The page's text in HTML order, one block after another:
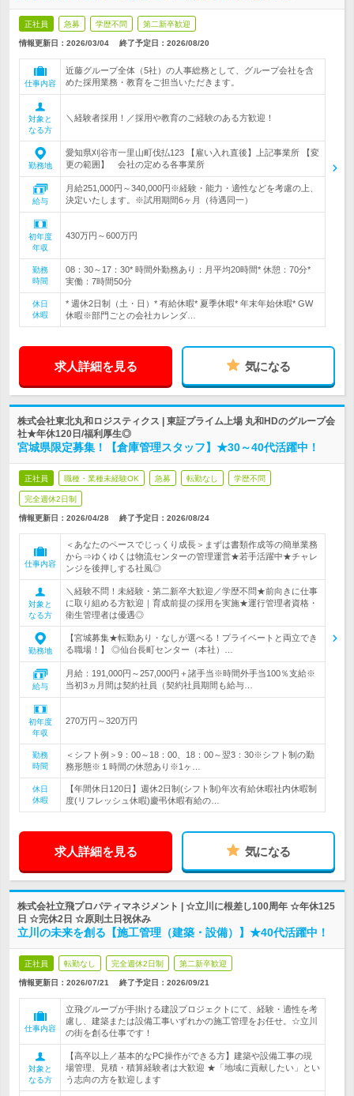
正社員 急募 学歴不問 第二新卒歓迎
情報更新日：2026/03/04 終了予定日： 2026/08/20
仕事内容
近藤グループ全体（5社）の人事総務として、グループ会社を含
めた採用業務・教育をご担当いただきます。
対象と
なる方
＼経験者採用！／採用や教育のご経験のある方歓迎！
勤務地
愛知県刈谷市一里山町伐払123 【雇い入れ直後】上記事業所 【変
更の範囲】 会社の定める各事業所
給与
月給251,000円～340,000円※経験・能力・適性などを考慮の上、
決定いたします。※試用期間6ヶ月（待遇同一）
初年度
年収
430万円～600万円
勤務
時間
08：30～17：30* 時間外勤務あり：月平均20時間* 休憩：70分*
実働：7時間50分
休日
休暇
* 週休2日制（土・日）* 有給休暇* 夏季休暇* 年末年始休暇* GW
休暇※部門ごとの会社カレンダ…
求人詳細を見る 気になる
株式会社東北丸和ロジスティクス | 東証プライム上場 丸和HDのグループ会
社★年休120日/福利厚生◎
宮城県限定募集！【倉庫管理スタッフ】★30～40代活躍中！
正社員 職種・業種未経験OK 急募 転勤なし 学歴不問
完全週休2日制
情報更新日：2026/04/28 終了予定日： 2026/08/24
仕事内容
＜あなたのペースでじっくり成長＞まずは書類作成等の簡単業務
から⇒ゆくゆくは物流センターの管理運営★若手活躍中★チャレ
ンジを後押しする社風◎
対象と
なる方
＼経験不問！未経験・第二新卒大歓迎／学歴不問★前向きに仕事
に取り組める方歓迎｜育成前提の採用を実施★運行管理者資格・
衛生管理者は優遇◎
勤務地
【宮城募集★転勤あり・なしが選べる！プライベートと両立でき
る職場！】 ◎仙台長町センター（本社）…
給与
月給：191,000円～257,000円＋諸手当※時間外手当100％支給※
当初3ヵ月間は契約社員（契約社員期間も給与…
初年度
年収
270万円～320万円
勤務
時間
＜シフト例＞9：00～18：00、18：00～翌3：30※シフト制の勤
務形態※１時間の休憩あり※1ヶ…
休日
休暇
【年間休日120日】週休2日制(シフト制)年次有給休暇社内休暇制
度(リフレッシュ休暇)慶弔休暇有給の…
求人詳細を見る 気になる
株式会社立飛プロパティマネジメント | ☆立川に根差し100周年 ☆年休125
日 ☆完休2日 ☆原則土日祝休み
立川の未来を創る【施工管理（建築・設備）】★40代活躍中！
正社員 転勤なし 完全週休2日制 第二新卒歓迎
情報更新日：2026/07/21 終了予定日： 2026/09/21
仕事内容
立飛グループが手掛ける建設プロジェクトにて、経験・適性を考
慮し、建築または設備工事いずれかの施工管理をお任せ。☆立川
の街を創る仕事です！
対象と
なる方
【高卒以上／基本的なPC操作ができる方】建築や設備工事の現
場管理、見積・積算経験者は大歓迎 ★「地域に貢献したい」とい
う志向の方を歓迎します